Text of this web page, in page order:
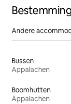
Andere
Bussen
Appalachen
Boomhutten
Appalachen